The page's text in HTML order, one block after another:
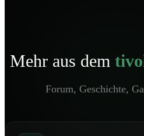
Mehr aus dem
Forum, Geschichte,